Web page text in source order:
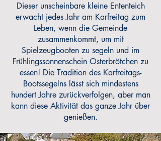
Dieser unscheinbare kleine Ententeich
erwacht jedes Jahr am Karfreitag zum
Leben, wenn die Gemeinde
zusammenkommt, um mit
Spielzeugbooten zu segeln und im
Frühlingssonnenschein Osterbrötchen zu
essen! Die Tradition des Karfreitags-
Bootssegelns lässt sich mindestens
hundert Jahre zurückverfolgen, aber man
kann diese Aktivität das ganze Jahr über
genießen.